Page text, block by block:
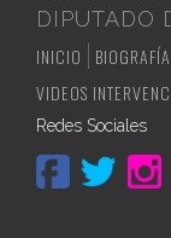
DIPUTADO
INICIO
BIOGRAFÍA
VIDEOS
Redes Sociales